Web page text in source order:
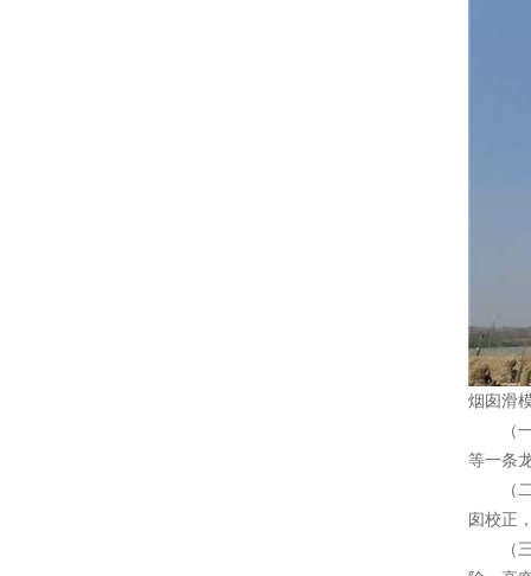
烟囱滑
（一
等一条
（二
囱校正
（三